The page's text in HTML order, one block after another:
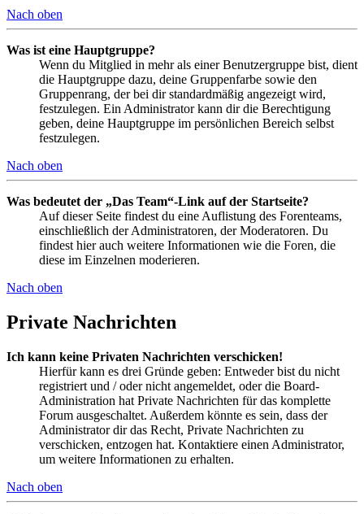
Nach oben
Was ist eine Hauptgruppe?
Wenn du Mitglied in mehr als einer Benutzergruppe bist, dient
die Hauptgruppe dazu, deine Gruppenfarbe sowie den
Gruppenrang, der bei dir standardmäßig angezeigt wird,
festzulegen. Ein Administrator kann dir die Berechtigung
geben, deine Hauptgruppe im persönlichen Bereich selbst
festzulegen.
Nach oben
Was bedeutet der „Das Team“-Link auf der Startseite?
Auf dieser Seite findest du eine Auflistung des Forenteams,
einschließlich der Administratoren, der Moderatoren. Du
findest hier auch weitere Informationen wie die Foren, die
diese im Einzelnen moderieren.
Nach oben
Private Nachrichten
Ich kann keine Privaten Nachrichten verschicken!
Hierfür kann es drei Gründe geben: Entweder bist du nicht
registriert und / oder nicht angemeldet, oder die Board-
Administration hat Private Nachrichten für das komplette
Forum ausgeschaltet. Außerdem könnte es sein, dass der
Administrator dir das Recht, Private Nachrichten zu
verschicken, entzogen hat. Kontaktiere einen Administrator,
um weitere Informationen zu erhalten.
Nach oben